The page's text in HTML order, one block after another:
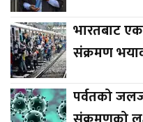
भारतबाट
संक्रमण
पर्वतको